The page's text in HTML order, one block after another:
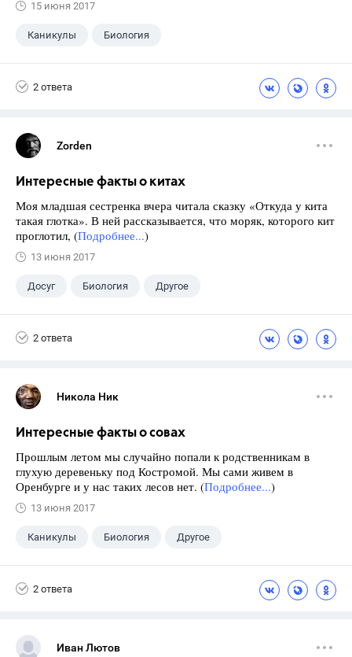
15 июня 2017
Каникулы Биология
2 ответа
Zorden
Интересные факты о китах
Моя младшая сестренка вчера читала сказку «Откуда у кита
такая глотка». В ней рассказывается, что моряк, которого кит
проглотил, (Подробнее...)
13 июня 2017
Досуг Биология Другое
2 ответа
Никола Ник
Интересные факты о совах
Прошлым летом мы случайно попали к родственникам в
глухую деревеньку под Костромой. Мы сами живем в
Оренбурге и у нас таких лесов нет. (Подробнее...)
13 июня 2017
Каникулы Биология Другое
2 ответа
Иван Лютов